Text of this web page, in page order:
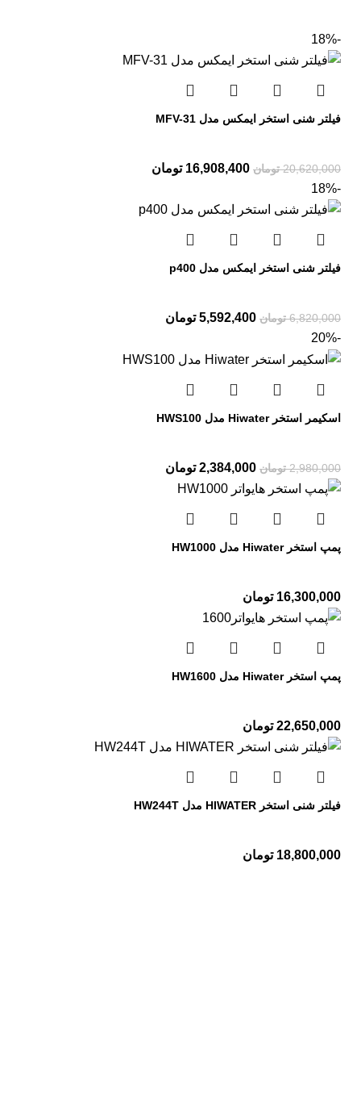
-18%
فیلتر شنی استخر ایمکس مدل MFV-31
20,620,000 تومان 16,908,400 تومان
-18%
فیلتر شنی استخر ایمکس مدل p400
6,820,000 تومان 5,592,400 تومان
-20%
اسکیمر استخر Hiwater مدل HWS100
2,980,000 تومان 2,384,000 تومان
پمپ استخر Hiwater مدل HW1000
16,300,000 تومان
پمپ استخر Hiwater مدل HW1600
22,650,000 تومان
فیلتر شنی استخر HIWATER مدل HW244T
18,800,000 تومان